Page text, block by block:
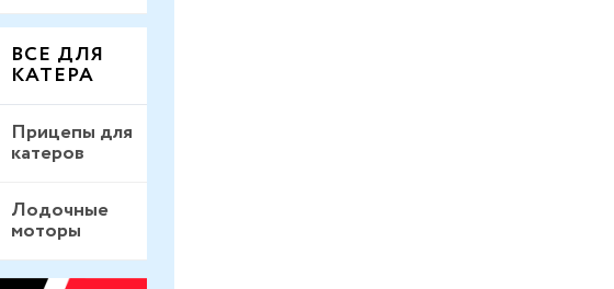
ВСЕ ДЛЯ
КАТЕРА
Прицепы для
катеров
Лодочные
моторы